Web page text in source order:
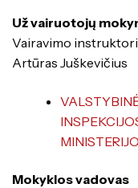
ES
Kiti
Už vairuotojų
Vairavimo
Artūras Juškevičius
Mokyklos vadovas